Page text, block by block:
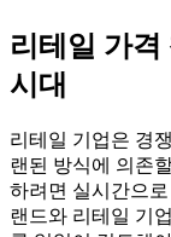
리테일 가
시대
리테일 기업은 경
랜된 방식에 의존
하려면 실시간으
랜드와 리테일 기